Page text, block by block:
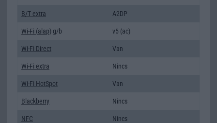
B/T extra A2DP
Wi-Fi (alap) g/b v5 (ac)
Wi-Fi Direct Van
Wi-Fi extra Nincs
Wi-Fi HotSpot Van
Blackberry Nincs
NFC Nincs